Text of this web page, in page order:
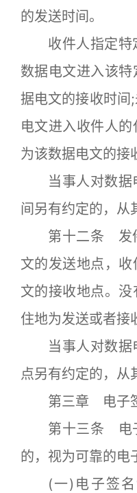
的发送时间。
收件人指定特定
数据电文进入该
据电文的接收时间
电文进入收件人
为该数据电文的接
当事人对数据
间另有约定的，从
第十二条 发件
文的发送地点，
文的接收地点。
住地为发送或者接
当事人对数据
点另有约定的，从
第三章 电子签
第十三条 电子
的，视为可靠的电
(一)电子签名